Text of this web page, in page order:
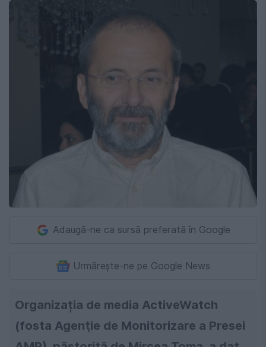
Adaugă-ne ca sursă preferată în Google
Urmărește-ne pe Google News
Organizația de media ActiveWatch
(fosta Agenţie de Monitorizare a Presei